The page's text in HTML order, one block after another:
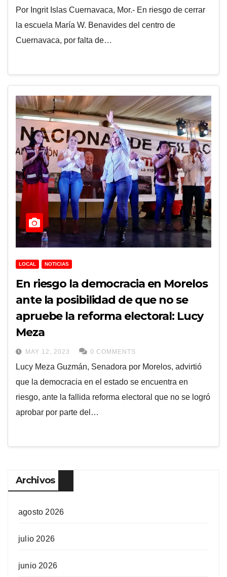
Por Ingrit Islas Cuernavaca, Mor.- En riesgo de cerrar
la escuela María W. Benavides del centro de
Cuernavaca, por falta de…
LOCAL NOTICIAS
En riesgo la democracia en Morelos
ante la posibilidad de que no se
apruebe la reforma electoral: Lucy
Meza
MAY 12, 2023 0 COMMENTS
Lucy Meza Guzmán, Senadora por Morelos, advirtió
que la democracia en el estado se encuentra en
riesgo, ante la fallida reforma electoral que no se logró
aprobar por parte del…
Archivos
agosto 2026
julio 2026
junio 2026